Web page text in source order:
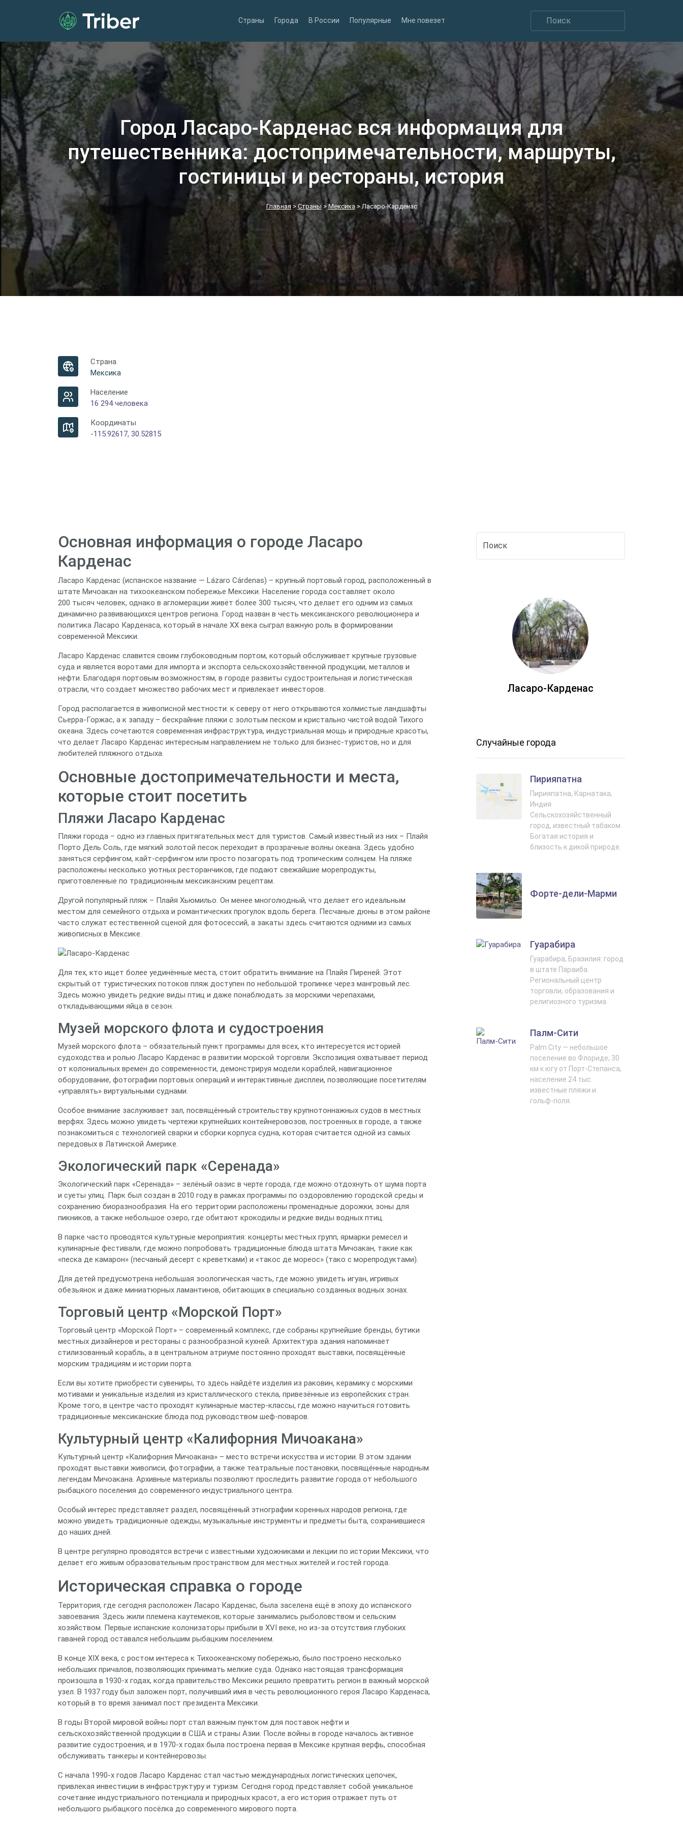
Страны Города В России Популярные Мне повезет
Город Ласаро‑Карденас вся информация для
путешественника: достопримечательности, маршруты,
гостиницы и рестораны, история
Главная > Страны > Мексика>Ласаро‑Карденас
Страна
Мексика
Население
16 294 человека
Координаты
-115.92617, 30.52815
Основная информация о городе Ласаро
Карденас
Ласаро Карденас (испанское название — Lázaro Cárdenas) – крупный портовый город, расположенный в
штате Мичоакан на тихоокеанском побережье Мексики. Население города составляет около
200 тысяч человек, однако в агломерации живёт более 300 тысяч, что делает его одним из самых
динамично развивающихся центров региона. Город назван в честь мексиканского революционера и
политика Ласаро Карденаса, который в начале XX века сыграл важную роль в формировании
современной Мексики.
Ласаро Карденас славится своим глубоководным портом, который обслуживает крупные грузовые
суда и является воротами для импорта и экспорта сельскохозяйственной продукции, металлов и
нефти. Благодаря портовым возможностям, в городе развиты судостроительная и логистическая
отрасли, что создает множество рабочих мест и привлекает инвесторов.
Город располагается в живописной местности: к северу от него открываются холмистые ландшафты
Сьерра-Горжас, а к западу – бескрайние пляжи с золотым песком и кристально чистой водой Тихого
океана. Здесь сочетаются современная инфраструктура, индустриальная мощь и природные красоты,
что делает Ласаро Карденас интересным направлением не только для бизнес‑туристов, но и для
любителей пляжного отдыха.
Основные достопримечательности и места,
которые стоит посетить
Пляжи Ласаро Карденас
Пляжи города – одно из главных притягательных мест для туристов. Самый известный из них – Плайя
Порто Дель Соль, где мягкий золотой песок переходит в прозрачные волны океана. Здесь удобно
заняться серфингом, кайт‑серфингом или просто позагорать под тропическим солнцем. На пляже
расположены несколько уютных ресторанчиков, где подают свежайшие морепродукты,
приготовленные по традиционным мексиканским рецептам.
Другой популярный пляж – Плайя Хьюмильо. Он менее многолюдный, что делает его идеальным
местом для семейного отдыха и романтических прогулок вдоль берега. Песчаные дюны в этом районе
часто служат естественной сценой для фотосессий, а закаты здесь считаются одними из самых
живописных в Мексике.
Для тех, кто ищет более уединённые места, стоит обратить внимание на Плайя Пиреней. Этот
скрытый от туристических потоков пляж доступен по небольшой тропинке через мангровый лес.
Здесь можно увидеть редкие виды птиц и даже понаблюдать за морскими черепахами,
откладывающими яйца в сезон.
Музей морского флота и судостроения
Музей морского флота – обязательный пункт программы для всех, кто интересуется историей
судоходства и ролью Ласаро Карденас в развитии морской торговли. Экспозиция охватывает период
от колониальных времен до современности, демонстрируя модели кораблей, навигационное
оборудование, фотографии портовых операций и интерактивные дисплеи, позволяющие посетителям
«управлять» виртуальными суднами.
Особое внимание заслуживает зал, посвящённый строительству крупнотоннажных судов в местных
верфях. Здесь можно увидеть чертежи крупнейших контейнеровозов, построенных в городе, а также
познакомиться с технологией сварки и сборки корпуса судна, которая считается одной из самых
передовых в Латинской Америке.
Экологический парк «Серенада»
Экологический парк «Серенада» – зелёный оазис в черте города, где можно отдохнуть от шума порта
и суеты улиц. Парк был создан в 2010 году в рамках программы по оздоровлению городской среды и
сохранению биоразнообразия. На его территории расположены променадные дорожки, зоны для
пикников, а также небольшое озеро, где обитают крокодилы и редкие виды водных птиц.
В парке часто проводятся культурные мероприятия: концерты местных групп, ярмарки ремесел и
кулинарные фестивали, где можно попробовать традиционные блюда штата Мичоакан, такие как
«песка де камарон» (песчаный десерт с креветками) и «такос де мореос» (тако с морепродуктами).
Для детей предусмотрена небольшая зоологическая часть, где можно увидеть игуан, игривых
обезьянок и даже миниатюрных ламантинов, обитающих в специально созданных водных зонах.
Торговый центр «Морской Порт»
Торговый центр «Морской Порт» – современный комплекс, где собраны крупнейшие бренды, бутики
местных дизайнеров и рестораны с разнообразной кухней. Архитектура здания напоминает
стилизованный корабль, а в центральном атриуме постоянно проходят выставки, посвящённые
морским традициям и истории порта.
Если вы хотите приобрести сувениры, то здесь найдёте изделия из раковин, керамику с морскими
мотивами и уникальные изделия из кристаллического стекла, привезённые из европейских стран.
Кроме того, в центре часто проходят кулинарные мастер‑классы, где можно научиться готовить
традиционные мексиканские блюда под руководством шеф‑поваров.
Культурный центр «Калифорния Мичоакана»
Культурный центр «Калифорния Мичоакана» – место встречи искусства и истории. В этом здании
проходят выставки живописи, фотографии, а также театральные постановки, посвящённые народным
легендам Мичоакана. Архивные материалы позволяют проследить развитие города от небольшого
рыбацкого поселения до современного индустриального центра.
Особый интерес представляет раздел, посвящённый этнографии коренных народов региона, где
можно увидеть традиционные одежды, музыкальные инструменты и предметы быта, сохранившиеся
до наших дней.
В центре регулярно проводятся встречи с известными художниками и лекции по истории Мексики, что
делает его живым образовательным пространством для местных жителей и гостей города.
Историческая справка о городе
Территория, где сегодня расположен Ласаро Карденас, была заселена ещё в эпоху до испанского
завоевания. Здесь жили племена каутемеков, которые занимались рыболовством и сельским
хозяйством. Первые испанские колонизаторы прибыли в XVI веке, но из-за отсутствия глубоких
гаваней город оставался небольшим рыбацким поселением.
В конце XIX века, с ростом интереса к Тихоокеанскому побережью, было построено несколько
небольших причалов, позволяющих принимать мелкие суда. Однако настоящая трансформация
произошла в 1930‑х годах, когда правительство Мексики решило превратить регион в важный морской
узел. В 1937 году был заложен порт, получивший имя в честь революционного героя Ласаро Карденаса,
который в то время занимал пост президента Мексики.
В годы Второй мировой войны порт стал важным пунктом для поставок нефти и
сельскохозяйственной продукции в США и страны Азии. После войны в городе началось активное
развитие судостроения, и в 1970‑х годах была построена первая в Мексике крупная верфь, способная
обслуживать танкеры и контейнеровозы.
С начала 1990‑х годов Ласаро Карденас стал частью международных логистических цепочек,
привлекая инвестиции в инфраструктуру и туризм. Сегодня город представляет собой уникальное
сочетание индустриального потенциала и природных красот, а его история отражает путь от
небольшого рыбацкого посёлка до современного мирового порта.
Ласаро‑Карденас
Случайные города
Пирияпатна
Пирияпатна, Карнатака,
Индия.
Сельскохозяйственный
город, известный табаком.
Богатая история и
близость к дикой природе.
Форте‑дели‑Марми
Гуарабира
Гуарабира, Бразилия: город
в штате Параиба.
Региональный центр
торговли, образования и
религиозного туризма.
Палм‑Сити
Palm City — небольшое
поселение во Флориде, 30
км к югу от Порт-Степанса,
население 24 тыс.
известные пляжи и
гольф‑поля.